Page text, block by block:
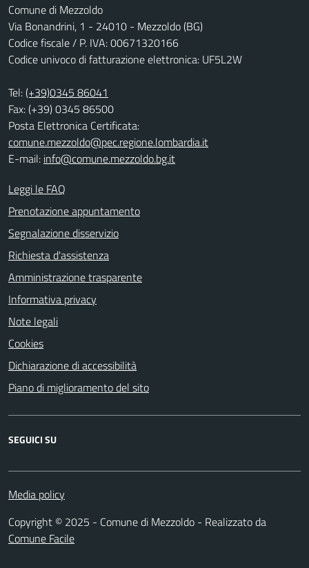
Comune di Mezzoldo
Via Bonandrini, 1 - 24010 - Mezzoldo (BG)
Codice fiscale / P. IVA: 00671320166
Codice univoco di fatturazione elettronica: UF5L2W
Tel:(+39)0345 86041
Fax: (+39) 0345 86500
Posta Elettronica Certificata:
comune.mezzoldo@pec.regione.lombardia.it
E-mail: info@comune.mezzoldo.bg.it
Leggi le FAQ
Prenotazione appuntamento
Segnalazione disservizio
Richiesta d'assistenza
Amministrazione trasparente
Informativa privacy
Note legali
Cookies
Dichiarazione di accessibilità
Piano di miglioramento del sito
SEGUICI SU
Media policy
Copyright © 2025 - Comune di Mezzoldo - Realizzato da
Comune Facile